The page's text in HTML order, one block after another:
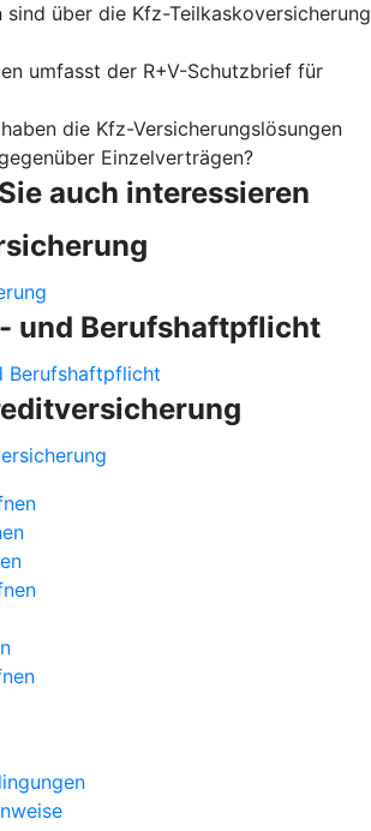
sind über die Kfz-Teilkaskoversicherung
umfasst der R+V-Schutzbrief für
die Kfz-Versicherungslösungen
Einzelverträgen?
auch interessieren
und Berufshaftpflicht
Berufshaftpflicht